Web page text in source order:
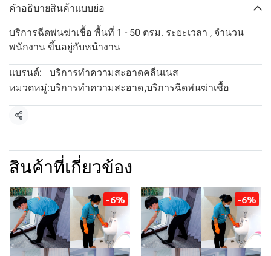
คำอธิบายสินค้าแบบย่อ
บริการฉีดพ่นฆ่าเชื้อ พื้นที่ 1 - 50 ตรม. ระยะเวลา , จำนวน
พนักงาน ขึ้นอยู่กับหน้างาน
แบรนด์: บริการทำความสะอาดคลีนเนส
หมวดหมู่:บริการทำความสะอาด,บริการฉีดพ่นฆ่าเชื้อ
แชร์
สินค้าที่เกี่ยวข้อง
-6% -6%